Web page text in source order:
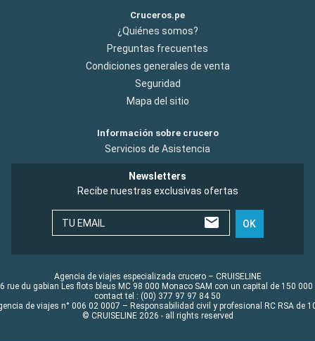
Cruceros.pe
¿Quiénes somos?
Preguntas frecuentes
Condiciones generales de venta
Seguridad
Mapa del sitio
Información sobre crucero
Servicios de Asistencia
Newsletters
Recibe nuestras exclusivas ofertas
TU EMAIL OK
Agencia de viajes especializada crucero – CRUISELINE
rue du gabian Les flots bleus MC 98 000 Monaco SAM con un capital de 150 000
contact tel : (00) 377 97 97 84 50
de viajes n° 006 02 0007 – Responsabilidad civil y profesional RC RSA de
© CRUISELINE 2026 - all rights reserved